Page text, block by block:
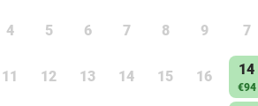
4 5 6 7 8 9
11 12 13 14 15 16
7
14
€94